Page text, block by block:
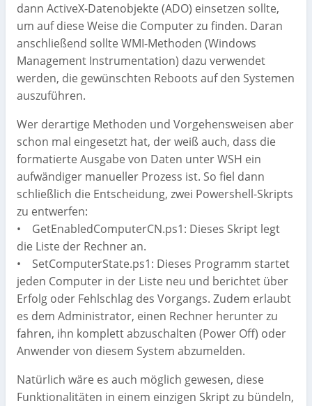
dann ActiveX-Datenobjekte (ADO) einsetzen sollte,
um auf diese Weise die Computer zu finden. Daran
anschließend sollte WMI-Methoden (Windows
Management Instrumentation) dazu verwendet
werden, die gewünschten Reboots auf den Systemen
auszuführen.
Wer derartige Methoden und Vorgehensweisen aber
schon mal eingesetzt hat, der weiß auch, dass die
formatierte Ausgabe von Daten unter WSH ein
aufwändiger manueller Prozess ist. So fiel dann
schließlich die Entscheidung, zwei Powershell-Skripts
zu entwerfen:
• GetEnabledComputerCN.ps1: Dieses Skript legt
die Liste der Rechner an.
• SetComputerState.ps1: Dieses Programm startet
jeden Computer in der Liste neu und berichtet über
Erfolg oder Fehlschlag des Vorgangs. Zudem erlaubt
es dem Administrator, einen Rechner herunter zu
fahren, ihn komplett abzuschalten (Power Off) oder
Anwender von diesem System abzumelden.
Natürlich wäre es auch möglich gewesen, diese
Funktionalitäten in einem einzigen Skript zu bündeln,